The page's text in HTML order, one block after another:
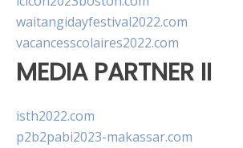
waitangidayfestival2022.com
vacancesscolaires2022.com
MEDIA PARTNER II
isth2022.com
p2b2pabi2023-makassar.com